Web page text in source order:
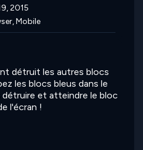
2015
Mobile
détruit les autres blocs
les blocs bleus dans le
et atteindre le bloc
l'écran !